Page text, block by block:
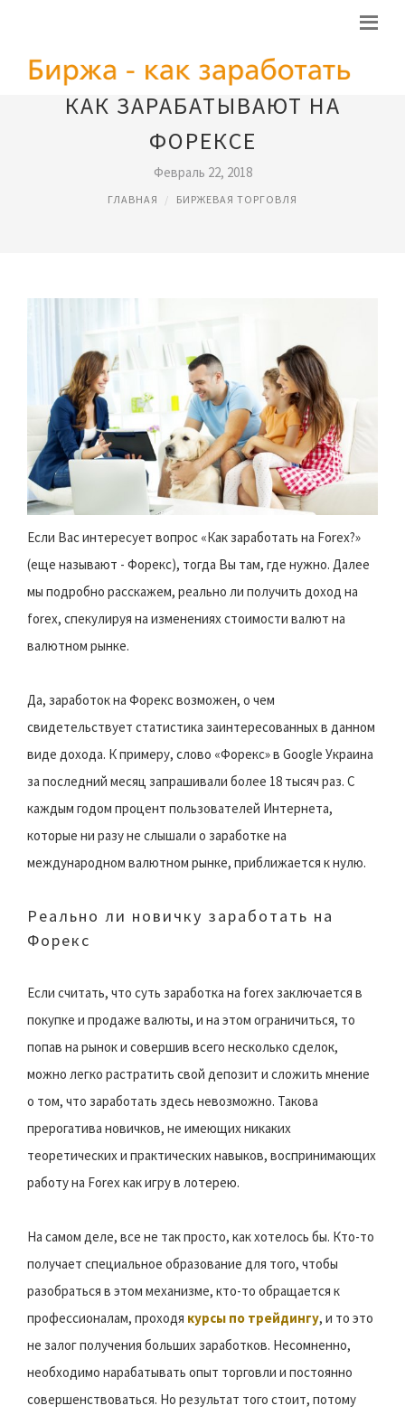
КАК ЗАРАБАТЫВАЮТ НА
ФОРЕКСЕ
Февраль 22, 2018
ГЛАВНАЯ БИРЖЕВАЯ ТОРГОВЛЯ
Если Вас интересует вопрос «Как заработать на Forex?»
(еще называют - Форекс), тогда Вы там, где нужно. Далее
мы подробно расскажем, реально ли получить доход на
forex, спекулируя на изменениях стоимости валют на
валютном рынке.
Да, заработок на Форекс возможен, о чем
свидетельствует статистика заинтересованных в данном
виде дохода. К примеру, слово «Форекс» в Google Украина
за последний месяц запрашивали более 18 тысяч раз. С
каждым годом процент пользователей Интернета,
которые ни разу не слышали о заработке на
международном валютном рынке, приближается к нулю.
Реально ли новичку заработать на
Форекс
Если считать, что суть заработка на forex заключается в
покупке и продаже валюты, и на этом ограничиться, то
попав на рынок и совершив всего несколько сделок,
можно легко растратить свой депозит и сложить мнение
о том, что заработать здесь невозможно. Такова
прерогатива новичков, не имеющих никаких
теоретических и практических навыков, воспринимающих
работу на Forex как игру в лотерею.
На самом деле, все не так просто, как хотелось бы. Кто-то
получает специальное образование для того, чтобы
разобраться в этом механизме, кто-то обращается к
профессионалам, проходя курсы по трейдингу, и то это
не залог получения больших заработков. Несомненно,
необходимо нарабатывать опыт торговли и постоянно
совершенствоваться. Но результат того стоит, потому